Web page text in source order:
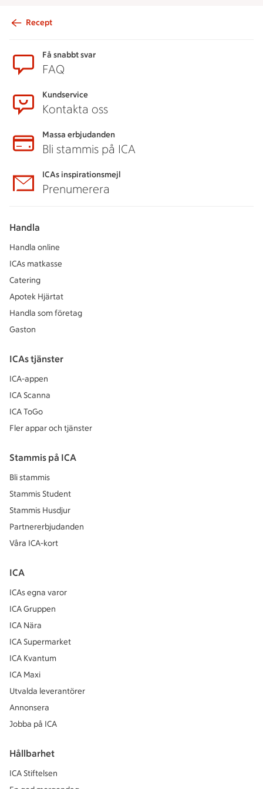
Recept
Få snabbt svar
FAQ
Kundservice
Kontakta oss
Massa erbjudanden
Bli stammis på ICA
ICAs inspirationsmejl
Prenumerera
Handla
Handla online
ICAs matkasse
Catering
Apotek Hjärtat
Handla som företag
Gaston
ICAs tjänster
ICA-appen
ICA Scanna
ICA ToGo
Fler appar och tjänster
Stammis på ICA
Bli stammis
Stammis Student
Stammis Husdjur
Partnererbjudanden
Våra ICA-kort
ICA
ICAs egna varor
ICA Gruppen
ICA Nära
ICA Supermarket
ICA Kvantum
ICA Maxi
Utvalda leverantörer
Annonsera
Jobba på ICA
Hållbarhet
ICA Stiftelsen